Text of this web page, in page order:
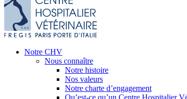
Notre CHV
Nous connaître
Notre histoire
Nos valeurs
Notre charte d’engagement
Qu’est-ce qu’un Centre Hospitalier